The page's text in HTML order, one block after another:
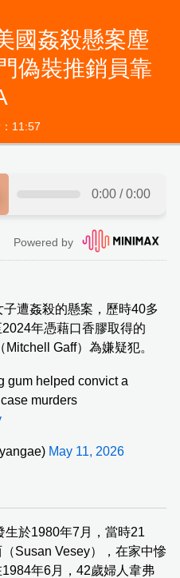
國姦殺懸案塵
偽裝推銷員靠
11:57
遭姦殺的懸案，歷時40多
年憑藉口香膠取得的
Gaff）為嫌疑犯。
gum helped convict a
murders
May 11, 2026
於1980年7月，當時21
Susan Vesey），在家中慘
年6月，42歲婦人韋弗